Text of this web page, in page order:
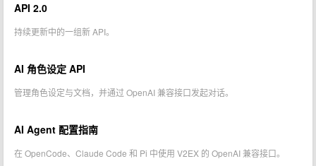
API 2.0
持续更新中的一组新 API。
AI 角色设定 API
管理角色设定与文档，并通过 OpenAI 兼容接口发起对话。
AI Agent 配置指南
在 OpenCode、Claude Code 和 Pi 中使用 V2EX 的 OpenAI 兼容接口。